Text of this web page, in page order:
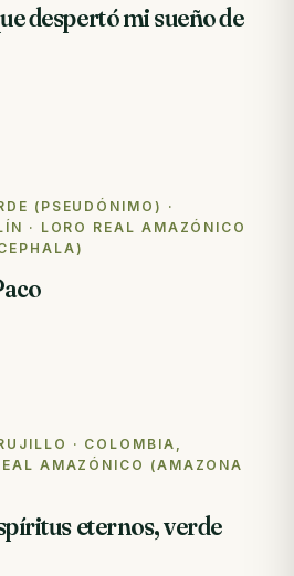
despertó mi sueño de
(PSEUDÓNIMO) ·
· LORO REAL AMAZÓNICO
· COLOMBIA,
AMAZÓNICO (AMAZONA
eternos, verde